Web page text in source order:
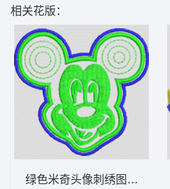
相关花版：
绿色米奇头像刺绣图案 米奇